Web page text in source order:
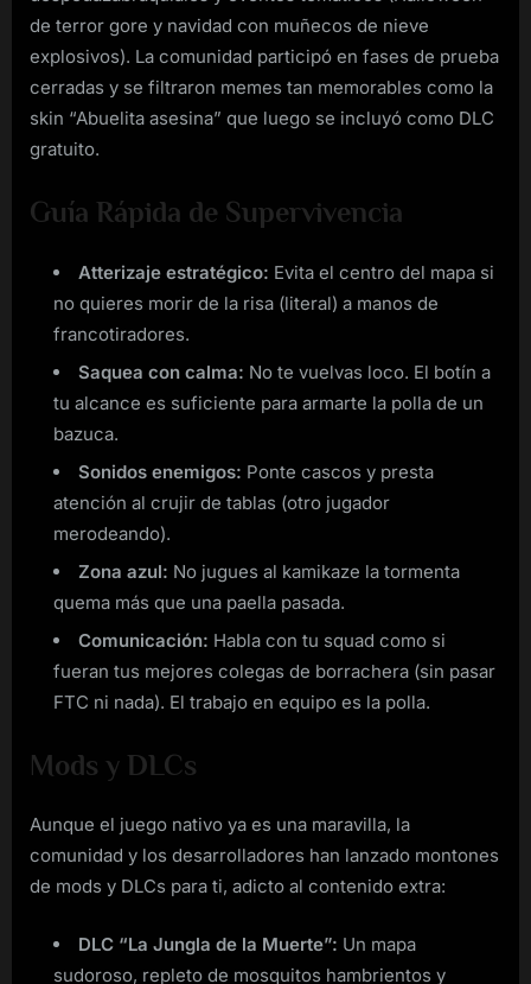
de terror gore y navidad con muñecos de nieve
explosivos). La comunidad participó en fases de prueba
cerradas y se filtraron memes tan memorables como la
skin “Abuelita asesina” que luego se incluyó como DLC
gratuito.
Guía Rápida de Supervivencia
Atterizaje estratégico: Evita el centro del mapa si
no quieres morir de la risa (literal) a manos de
francotiradores.
Saquea con calma: No te vuelvas loco. El botín a
tu alcance es suficiente para armarte la polla de un
bazuca.
Sonidos enemigos: Ponte cascos y presta
atención al crujir de tablas (otro jugador
merodeando).
Zona azul: No jugues al kamikaze la tormenta
quema más que una paella pasada.
Comunicación: Habla con tu squad como si
fueran tus mejores colegas de borrachera (sin pasar
FTC ni nada). El trabajo en equipo es la polla.
Mods y DLCs
Aunque el juego nativo ya es una maravilla, la
comunidad y los desarrolladores han lanzado montones
de mods y DLCs para ti, adicto al contenido extra:
DLC “La Jungla de la Muerte”: Un mapa
sudoroso, repleto de mosquitos hambrientos y